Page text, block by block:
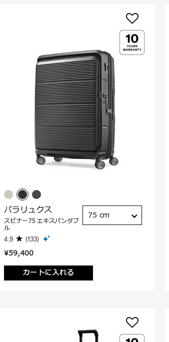
¥59,400
カートに入れる
パラリュクス
スピナー75 エキスパンダブ
ル
4.9 (133)
75 cm